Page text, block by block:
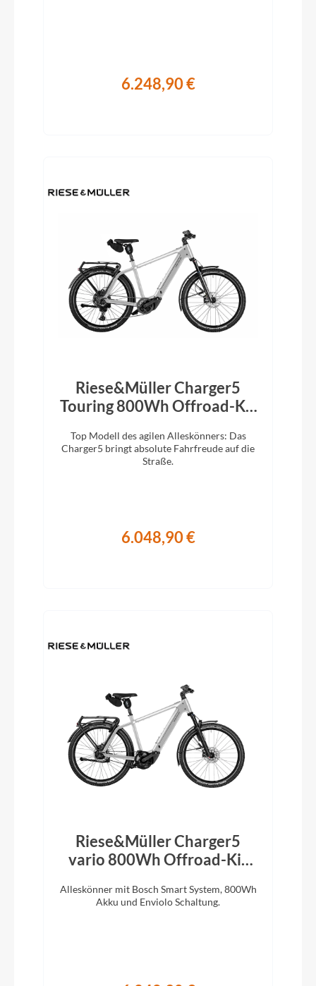
6.248,90 €
Riese&Müller Charger5
Touring 800Wh Offroad-Kit
Top Modell des agilen Alleskönners: Das
Charger5 bringt absolute Fahrfreude auf die
Straße.
6.048,90 €
Riese&Müller Charger5
vario 800Wh Offroad-Kit
Alleskönner mit Bosch Smart System, 800Wh
Akku und Enviolo Schaltung.